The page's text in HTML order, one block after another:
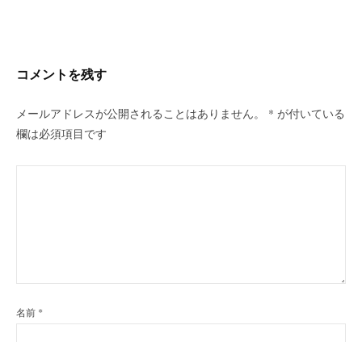
コメントを残す
メールアドレスが公開されることはありません。 * が付いている
欄は必須項目です
名前 *